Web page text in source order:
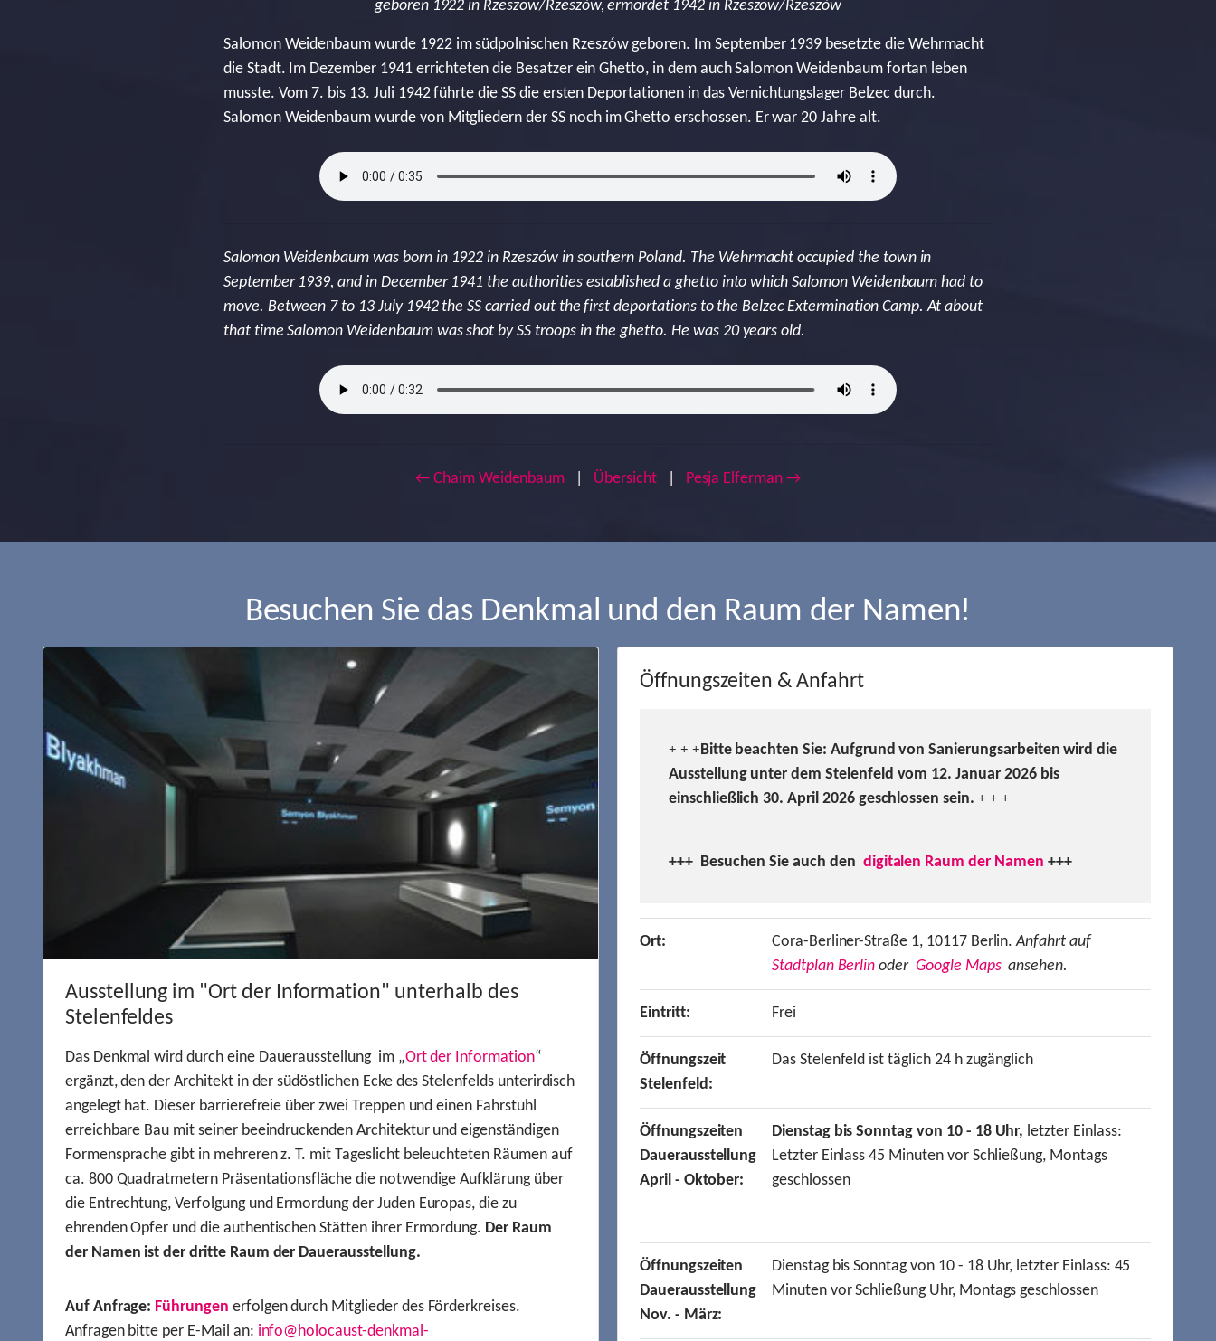
geboren 1922 in Rzeszow/Rzeszów, ermordet 1942 in Rzeszow/Rzeszów
Salomon Weidenbaum wurde 1922 im südpolnischen Rzeszów geboren. Im September 1939 besetzte die Wehrmacht
die Stadt. Im Dezember 1941 errichteten die Besatzer ein Ghetto, in dem auch Salomon Weidenbaum fortan leben
musste. Vom 7. bis 13. Juli 1942 führte die SS die ersten Deportationen in das Vernichtungslager Belzec durch.
Salomon Weidenbaum wurde von Mitgliedern der SS noch im Ghetto erschossen. Er war 20 Jahre alt.
Salomon Weidenbaum was born in 1922 in Rzeszów in southern Poland. The Wehrmacht occupied the town in
September 1939, and in December 1941 the authorities established a ghetto into which Salomon Weidenbaum had to
move. Between 7 to 13 July 1942 the SS carried out the first deportations to the Belzec Extermination Camp. At about
that time Salomon Weidenbaum was shot by SS troops in the ghetto. He was 20 years old.
← Chaim Weidenbaum Übersicht Pesja Elferman →
Besuchen Sie das Denkmal und den Raum der Namen!
Ausstellung im "Ort der Information" unterhalb des
Stelenfeldes
Das Denkmal wird durch eine Dauerausstellung im „Ort der Information“
ergänzt, den der Architekt in der südöstlichen Ecke des Stelenfelds unterirdisch
angelegt hat. Dieser barrierefreie über zwei Treppen und einen Fahrstuhl
erreichbare Bau mit seiner beeindruckenden Architektur und eigenständigen
Formensprache gibt in mehreren z. T. mit Tageslicht beleuchteten Räumen auf
ca. 800 Quadratmetern Präsentationsfläche die notwendige Aufklärung über
die Entrechtung, Verfolgung und Ermordung der Juden Europas, die zu
ehrenden Opfer und die authentischen Stätten ihrer Ermordung. Der Raum
der Namen ist der dritte Raum der Dauerausstellung.
Auf Anfrage: Führungen erfolgen durch Mitglieder des Förderkreises.
Anfragen bitte per E-Mail an: info@holocaust-denkmal-
Öffnungszeiten & Anfahrt
+ + +Bitte beachten Sie: Aufgrund von Sanierungsarbeiten wird die
Ausstellung unter dem Stelenfeld vom 12. Januar 2026 bis
einschließlich 30. April 2026 geschlossen sein. + + +
+++ Besuchen Sie auch den digitalen Raum der Namen +++
Ort: Cora-Berliner-Straße 1, 10117 Berlin.Anfahrt auf
Stadtplan Berlin oder Google Mapsansehen.
Eintritt: Frei
Öffnungszeit
Stelenfeld:
Das Stelenfeld ist täglich 24 h zugänglich
Öffnungszeiten
Dauerausstellung
April - Oktober:
Dienstag bis Sonntag von 10 - 18 Uhr, letzter Einlass:
Letzter Einlass 45 Minuten vor Schließung, Montags
geschlossen
Öffnungszeiten
Dauerausstellung
Nov. - März:
Dienstag bis Sonntag von 10 - 18 Uhr, letzter Einlass: 45
Minuten vor Schließung Uhr, Montags geschlossen